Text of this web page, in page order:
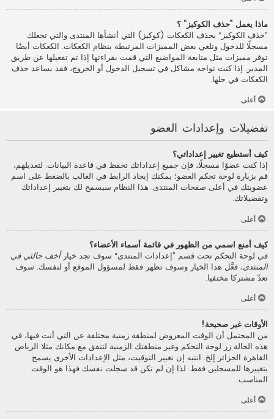
ماذا يعمل ”حذف الكوكيز“ ؟
”حذف الكوكيز“ يحذف الكعكات (كوكيز) التي أنشأها المنتدى والتي تجعلك
مسجلًا للدخول وتلغي بعض المميزات المرتبطة بنظام الكعكات. الكعكات أيضًا
توفر مميزات مثل متابعة المواضيع التي قمت بقراءتها إذا تم تفعيلها عن طريق
المدير. إذا كنت تواجه مشاكل في تسجيل الدخول أو الخروج، فقد يساعد حذف
الكعكات في حلها.
أعلى
تفضيلات وإعدادات العضو
كيف أستطيع تغيير إعداداتي؟
إذا كنت عضوًا مسجلًا، فإن جميع إعداداتك تحفظ في قاعدة البيانات. لتعديلهم،
قم بزيارة لوحة تحكم العضو؛ يمكنك إيجاد الرابط في الغالب بالضغط على اسم
عضويتك في أعلى صفحات المنتدى. هذا النظام سيسمح لك بتغيير إعداداتك
وتفضيلاتك.
أعلى
كيف أمنع اسمي من الظهور في قائمة أسماء الأعضاء؟
في لوحة التحكم تحت قسم ”إعدادات المنتدى“ سوف تجد خيارأخف حالتي في
المنتدى، فعَّل هذا الخيار وسوف تظهر فقط لمسؤول الموقع أو لنفسك. سوف
تعدّ مشتركا مختفيا.
أعلى
الأوقات غير صحيحة!
من المحتمل أن الوقت المعروض لمنطقة زمنية مختلفة عن التي أنت فيها، في
هذه الحالة زر لوحة التحكم وغير منطقتك الزمنية لتتفق مع مكانك مثلا الرياض
القاهرة الجزائر إلخ. انتبه إن تغيير التوقيت، مثل الإعدادات الأخرى يسمح
بتغييرها للمسجلين فقط. لذا إن لم تكن قد سجلت نفسك فهذا هو الوقت
المناسب.
أعلى